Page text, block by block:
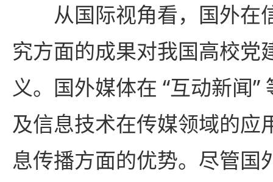
从国际视角看，国外在
究方面的成果对我国高校党
义。国外媒体在 “互动新闻
及信息技术在传媒领域的应
息传播方面的优势。尽管国